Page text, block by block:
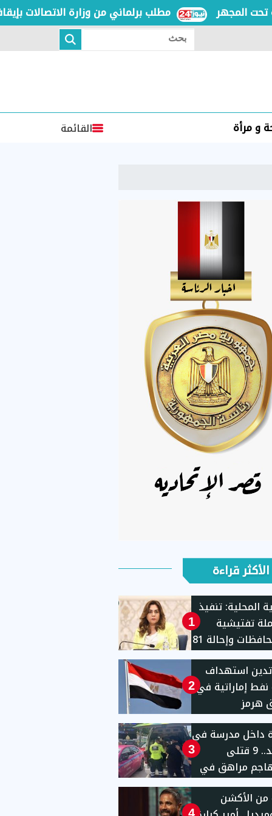
مطلب برلماني من وزارة الاتصالات بإيقاف
بحث
و مرأة القائمة
الأكثر قراءة
1
المحلية: تنفيذ
حملة تفتيشية
بـ11محافظات وإحالة 81
والشئون
2
استهداف
نفط إماراتية في
هرمز
3
داخل مدرسة في
تايلاند.. 9 قتلى
مراهق في
4
من الأكشن